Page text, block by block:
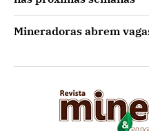
Mineradoras abrem